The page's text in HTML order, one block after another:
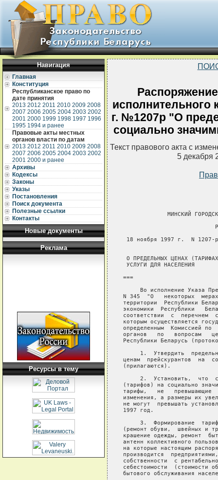
Навигация
Главная
Конституция
Республиканское право по
дате принятия
2013 2012 2011 2010 2009 2008
2007 2006 2005 2004 2003 2002
2001 2000 1999 1998 1997 1996
1995 1994 и ранее
Правовые акты местных
органов власти по датам
2013 2012 2011 2010 2009 2008
2007 2006 2005 2004 2003 2002
2001 2000 и ранее
Архивы
Кодексы
Законы
Указы
Постановления
Поиск документа
Полезные ссылки
Контакты
Новые документы
Реклама
Ресурсы в тему
исполнительного
г. №1207р "О
социально
Текст правового акта с
5 декабря
МИНСКИЙ ГОРОДСКОЙ ИСПОЛНИТЕЛЬНЫЙ КОМИТЕТ

                           РАСПОРЯЖЕНИЕ

 18 ноября 1997 г.  N 1207-р                                 г.Минск


 О ПРЕДЕЛЬНЫХ ЦЕНАХ (ТАРИФАХ) НА СОЦИАЛЬНО ЗНАЧИМЫЕ
 УСЛУГИ ДЛЯ НАСЕЛЕНИЯ

===

     Во исполнение Указа Президента  Республики Беларусь от 30.08.96
N 345  "О   некоторых  мерах  по   упорядочению  ценообразования  на
территории  Республики Беларусь",  письма Комитета  цен Министерства
экономики  Республики   Беларусь  от  27.05.97  N   27-4/8-501  и  в
соответствии  с  перечнем  социально  значимых  товаров  (услуг), по
которым осуществляется государственное  регулирование цен (тарифов),
определенным  Комиссией по  координации деятельности государственных
органов   по   вопросам   ценообразования   при  Кабинете  Министров
Республики Беларусь (протокол N 1 от 26.09.96):

     1.  Утвердить  предельные  тарифы  и  предельные коэффициенты к
ценам  прейскурантов  на  социально  значимые  услуги  для населения
(прилагаются).

     2.  Установить,  что  с  введением  в  действие  предельных цен
(тарифов) на социально значимые  услуги, действующие на предприятиях
тарифы,   не   превышающие   предельного   уровня,  сохраняются  без
изменения, а размеры их увеличения в рамках предельных цен (тарифов)
не могут  превышать установленных по месяцам  параметров инфляции на
1997 год.

     3.  Формирование  тарифов  на  другие  бытовые услуги населению
(ремонт обуви,  швейных и трикотажных  изделий, мебели, химчистка  и
крашение одежды, ремонт  бытовой техники, обслуживание телевизионных
антенн коллективного пользования,  прачечных, бань, парикмахерских),
на которые настоящим распоряжением не установлены предельные тарифы,
производится  предприятиями,  независимо  от  подчиненности  и  форм
собственности  с рентабельностью  не более  15 процентов  к плановой
себестоимости  (стоимости обработки)  по согласованию  с управлением
бытового обслуживания населения горисполкома.

     4.  Превышение  уровня  рентабельности  сверх  15  процентов от
основной  деятельности  за  отчетный  год  по  предприятию  в  целом
является нарушением дисциплины цен.
     Суммы  превышения  подлежат  перечислению  в  доход  городского
бюджета,  а в  случае отказа  предприятия применяются законодательно
установленные финансовые и административные санкции.

     5.  Предельные  цены   (тарифы)  и  предельные  коэффициенты на
бытовые услуги вводятся в действие со дня опубликования их в печати,
в остальном - с даты подписания настоящего распоряжения.

     6.  Считать   утратившими  силу  позицию   4  приложения  1   к
распоряжению  горисполкома  от  10.04.97   N  333-р  и  распоряжение
горисполкома от  03.09.97 N 909-р  "О предельных ценах  (тарифах) на
социально значимые услуги для населения.


 Председатель исполкома                                  В.В.Ермошин


                                       УТВЕРЖДЕНЫ
                                       распоряжением Мингорисполкома
                                       от 18 ноября 1997 г. N 1207-p


                         ПРЕДЕЛЬНЫЕ ТАРИФЫ
            на социально значимые услуги для населения

 ---------------------------------T-----------T--------------------¬
 ¦      Наименование услуг        ¦Единица    ¦Предельные тарифы за¦
 ¦                                ¦измерения  ¦единицу (в рублях)  ¦
 L--------------------------------+-----------+---------------------
     Услуги парикмахерских

  Первой группы (АП "Восход") и
  других предприятий, приравненных
  к ним по уровню обслуживания

  1. Стрижка волос простая детей
     до 12 лет                     стрижка          8100

  2. Стрижка волос простая в
     мужском зале                  -"-              9000

  3. Стрижка волос простая в
     женском зале                  -"-             13500

  4. Стрижка фронтально-теменной
     зоны (челка)                  -"-              7200

     Услуги фотографий

  Черно-белая фотография,
  изготовленная без применения
  новейших технологий

  5. Снимки для документов: 3х4    шесть
                                   отпечатков      30000

                            4х6    четыре
                                   отпечатка       35000

     Услуги прачечных

  Обработка белья для населения
  механическими прачечными

  6. Белье прямое                  1 кг (с
                                   крахм.)         18600
                                   1 кг (без
                                   крахм.)         18500

  Обработка белья населением в
  прачечных самообслуживания

  7. Стирка и отжим без стиральных один цикл
     материалов и глажения:        обработки
     - в машинах емкостью 10 кг    -"-             76400
     - в машинах емкостью 12 кг    -"-             91500

     Услуги химчистки

  Пальтово-костюмная группа (из
  шерстяных и полушерстяных
  тканей)

  8. Пальто, полупальто зимние   штука             99000

  9. Пиджак                      -"-               55000

 10. Брюки (кроме спортивных)    -"-               45000

     Услуги по ремонту обуви

 11. Поставить заплату с заправкой
     под